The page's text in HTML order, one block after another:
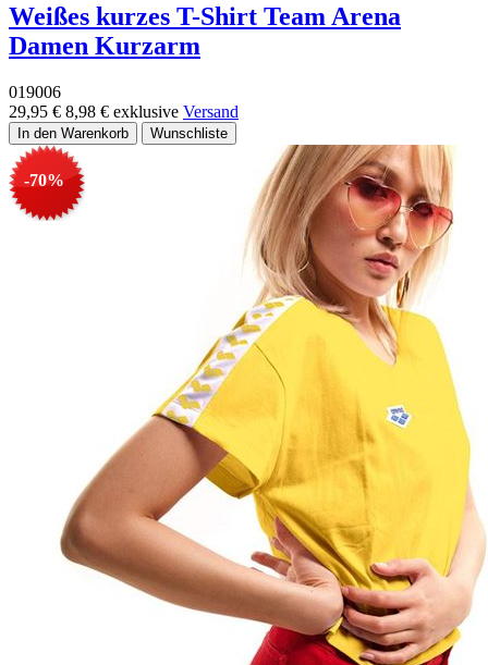
Weißes kurzes T-Shirt Team Arena
Damen Kurzarm
019006
29,95 € 8,98 € exklusive Versand
-70%